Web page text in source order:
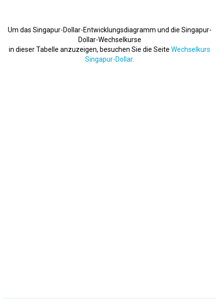
Um das Singapur-Dollar-Entwicklungsdiagramm und die Singapur-
Dollar-Wechselkurse
in dieser Tabelle anzuzeigen, besuchen Sie die Seite Wechselkurs
Singapur-Dollar.